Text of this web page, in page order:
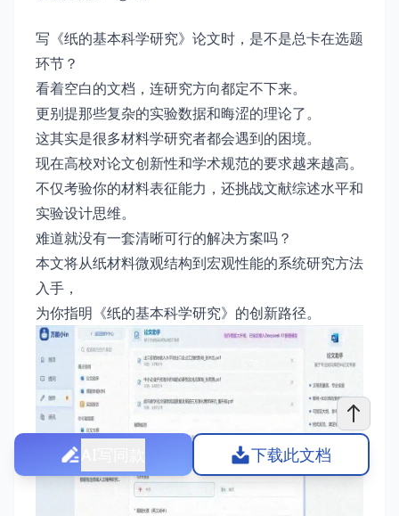
写《纸的基本科学研究》论文时，是不是总卡在选题
环节？
看着空白的文档，连研究方向都定不下来。
更别提那些复杂的实验数据和晦涩的理论了。
这其实是很多材料学研究者都会遇到的困境。
现在高校对论文创新性和学术规范的要求越来越高。
不仅考验你的材料表征能力，还挑战文献综述水平和
实验设计思维。
难道就没有一套清晰可行的解决方案吗？
本文将从纸材料微观结构到宏观性能的系统研究方法
入手，
为你指明《纸的基本科学研究》的创新路径。
下载此文档